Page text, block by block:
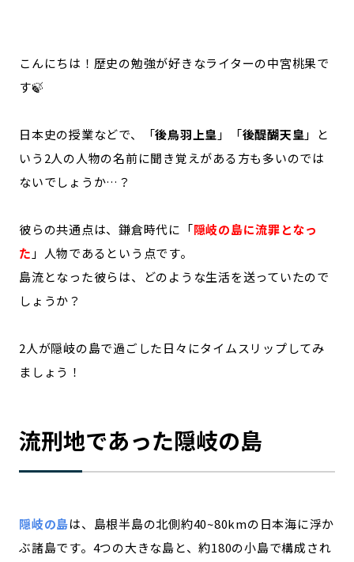
イベント
飲食店
地域豆知識
「人」から探す
お問い合わせ 会社概要
こんにちは！歴史の勉強が好きなライターの中宮桃果で
す🍃
日本史の授業などで、「後鳥羽上皇 」「後醍醐天皇 」と
いう2人の人物の名前に聞き覚えがある方も多いのでは
ないでしょうか…？
彼らの共通点は、鎌倉時代に「隠岐の島に流罪となっ
た 」人物であるという点です。
島流となった彼らは、どのような生活を送っていたので
しょうか？
2人が隠岐の島で過ごした日々にタイムスリップしてみ
ましょう！
流刑地であった隠岐の島
隠岐の島は、島根半島の北側約40~80kmの日本海に浮か
ぶ諸島です。4つの大きな島と、約180の小島で構成され